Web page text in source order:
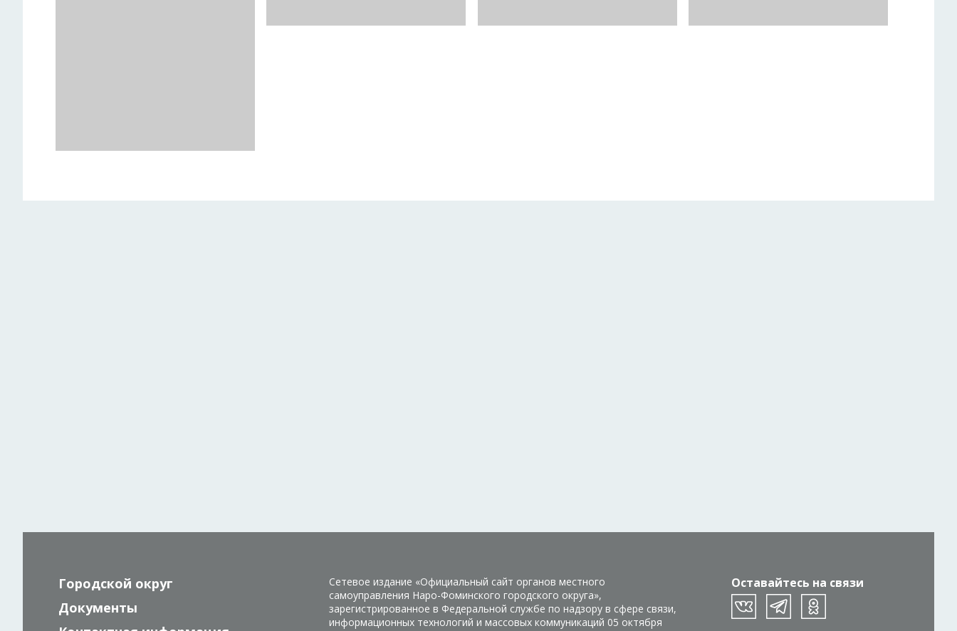
Оставайтесь на связи
Городской округ
Документы
Сетевое издание «Официальный сайт органов местного
самоуправления Наро-Фоминского городского округа»,
зарегистрированное в Федеральной службе по надзору в сфере связи,
информационных технологий и массовых коммуникаций 05 октября